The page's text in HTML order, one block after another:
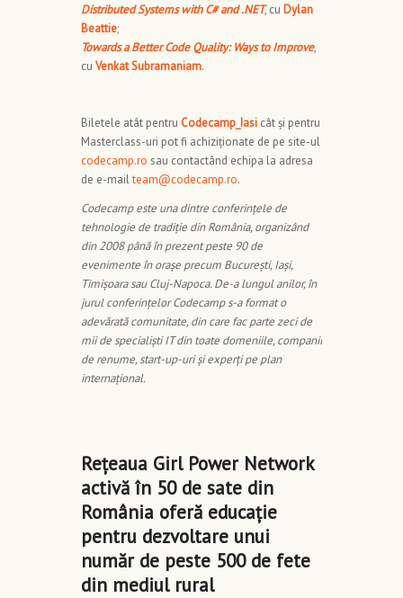
Distributed Systems with C# and .NET, cu Dylan
Beattie;
Towards a Better Code Quality: Ways to Improve,
cu Venkat Subramaniam.
Biletele atât pentru Codecamp_Iasi cât și pentru
Masterclass-uri pot fi achiziționate de pe site-ul
codecamp.ro sau contactând echipa la adresa
de e-mailteam@codecamp.ro.
Codecamp este una dintre conferințele de
tehnologie de tradiție din România, organizând
din 2008 până în prezent peste 90 de
evenimente în orașe precum București, Iași,
Timișoara sau Cluj-Napoca. De-a lungul anilor, în
jurul conferințelor Codecamp s-a format o
adevărată comunitate, din care fac parte zeci de
mii de specialiști IT din toate domeniile, companii
de renume, start-up-uri și experți pe plan
internațional.
Rețeaua Girl Power Network
activă în 50 de sate din
România oferă educație
pentru dezvoltare unui
număr de peste 500 de fete
din mediul rural